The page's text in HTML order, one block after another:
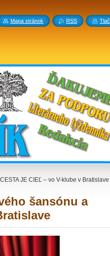
JE CIEĽ – vo V-klube v Bratislave
šansónu a
Mapa stránok RSS Tlač